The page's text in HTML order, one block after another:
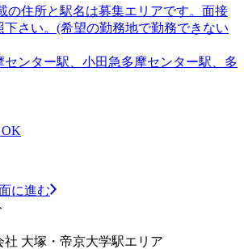
住所と駅名は募集エリアです。面接
さい。(希望の勤務地で勤務できない
ンター駅、小田急多摩センター駅、多
に進む
大塚・帝京大学駅エリア